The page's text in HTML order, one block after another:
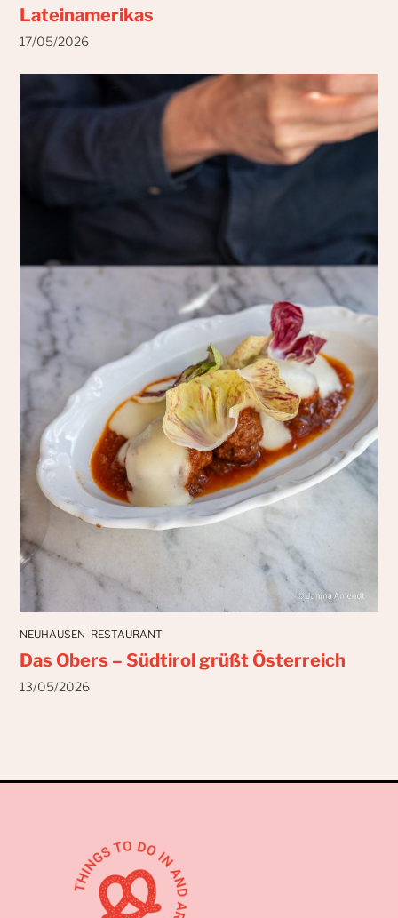
Lateinamerikas
17/05/2026
NEUHAUSEN RESTAURANT
Das Obers – Südtirol grüßt Österreich
13/05/2026